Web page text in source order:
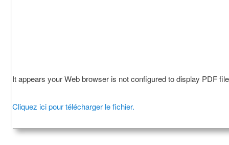
It appears your Web browser is not configured to display PDF
Cliquez ici pour télécharger le fichier.